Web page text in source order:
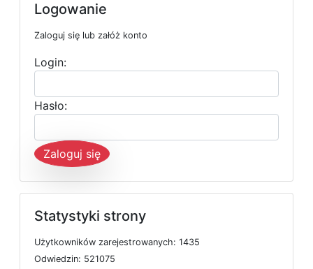
Logowanie
Zaloguj się lub załóż konto
Login:
Hasło:
Zaloguj się
Statystyki strony
Użytkowników zarejestrowanych: 1435
Odwiedzin: 521075